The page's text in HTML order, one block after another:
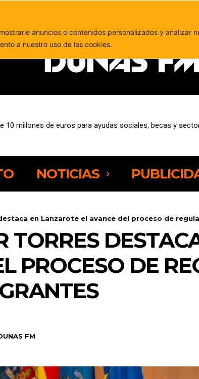
anuncios o contenidos personalizados y analizar
a nuestro uso de las cookies.
10 millones de euros para ayudas sociales, becas y
Grupo Barceló y Dany Sport se suman a la nueva
NOTICIAS
en Lanzarote el avance del proceso de
TORRES
PROCESO DE
FM